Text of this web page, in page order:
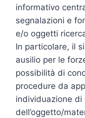
informativo
segnalazioni e
e/o oggetti
In particolare, il
ausilio per le
possibilità di
procedure da
individuazione di
dell’oggetto/